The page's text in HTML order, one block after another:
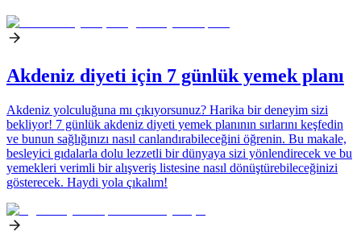
Akdeniz diyeti için 7 günlük yemek planı
Akdeniz yolculuğuna mı çıkıyorsunuz? Harika bir deneyim sizi
bekliyor! 7 günlük akdeniz diyeti yemek planının sırlarını keşfedin
ve bunun sağlığınızı nasıl canlandırabileceğini öğrenin. Bu makale,
besleyici gıdalarla dolu lezzetli bir dünyaya sizi yönlendirecek ve bu
yemekleri verimli bir alışveriş listesine nasıl dönüştürebileceğinizi
gösterecek. Haydi yola çıkalım!